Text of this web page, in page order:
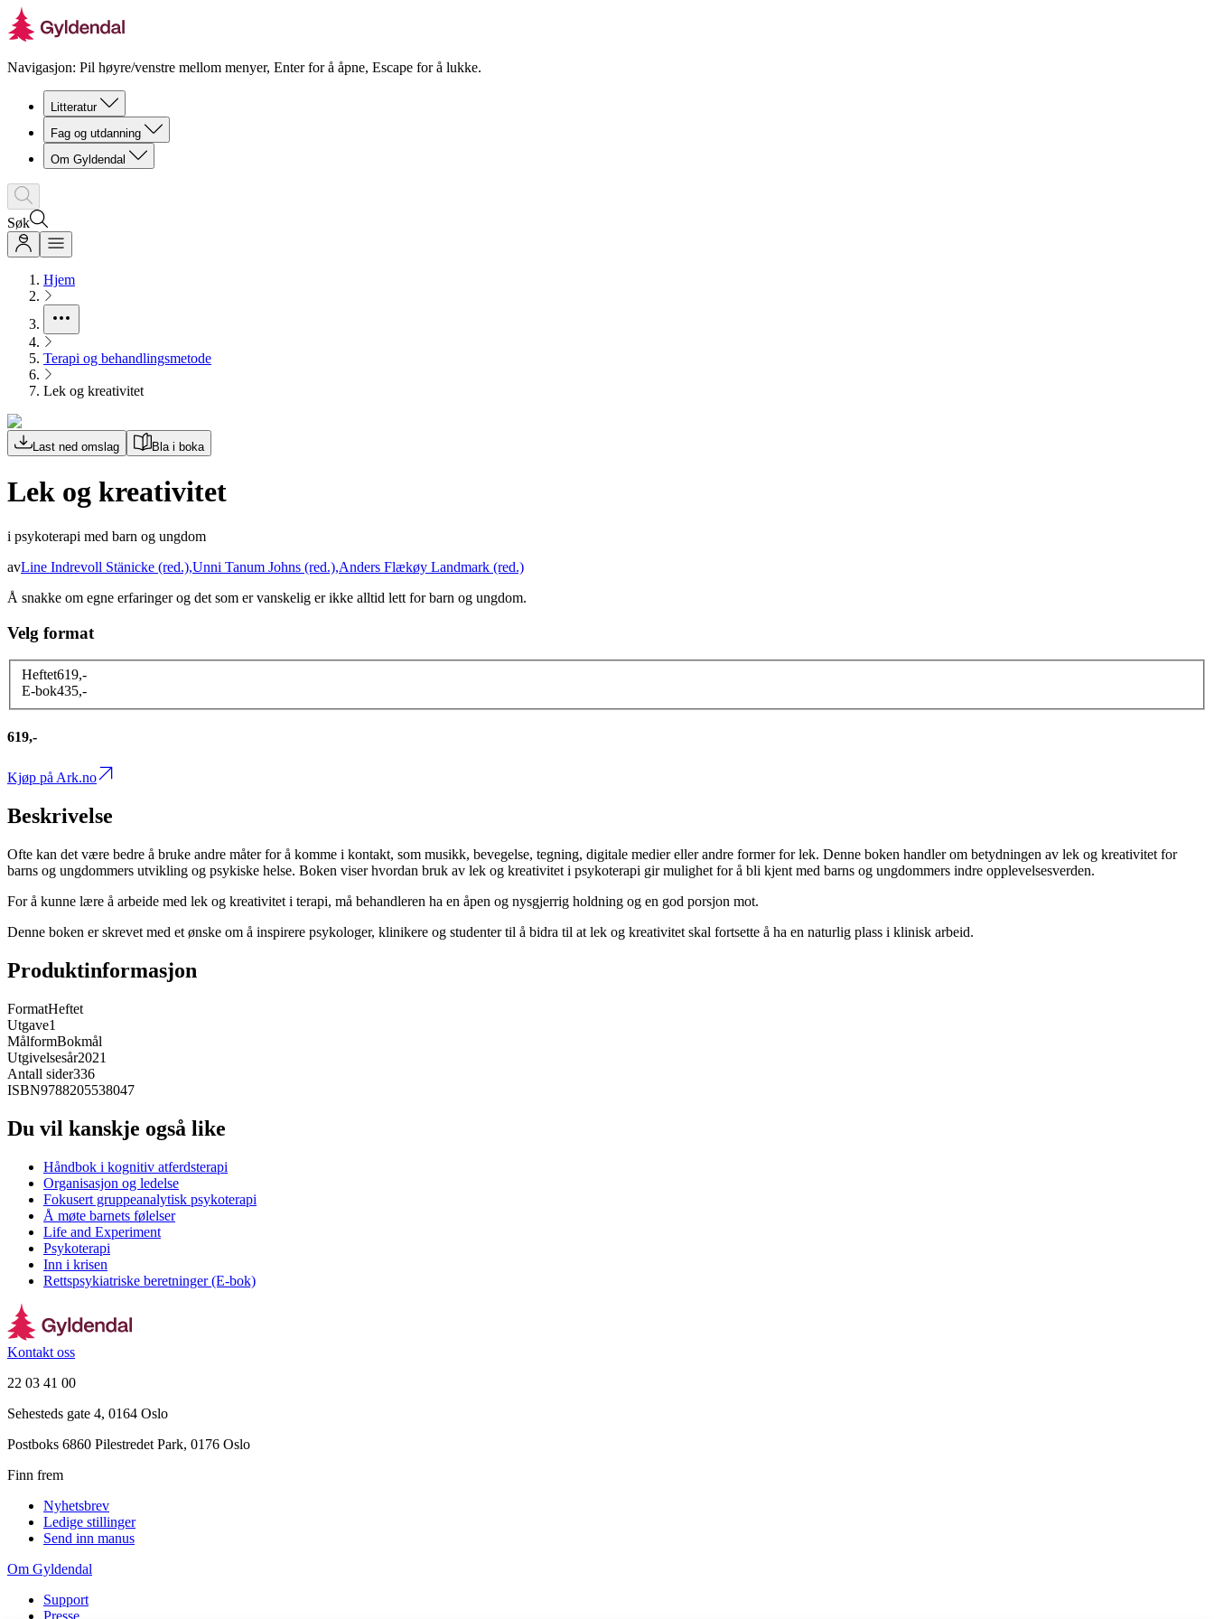
Navigasjon: Pil høyre/venstre mellom menyer, Enter for å åpne, Escape for å lukke.
Litteratur
Fag og utdanning
Om Gyldendal
Søk
Hjem
Terapi og behandlingsmetode
Lek og kreativitet
Last ned omslag Bla i boka
Lek og kreativitet
i psykoterapi med barn og ungdom
avLine Indrevoll Stänicke (red.),Unni Tanum Johns (red.),Anders Flækøy Landmark (red.)
Å snakke om egne erfaringer og det som er vanskelig er ikke alltid lett for barn og ungdom.
Velg format
Heftet619,-
E-bok435,-
619,-
Kjøp på Ark.no
Beskrivelse
Ofte kan det være bedre å bruke andre måter for å komme i kontakt, som musikk, bevegelse, tegning, digitale medier eller andre former for lek. Denne boken handler om betydningen av lek og kreativitet for
barns og ungdommers utvikling og psykiske helse. Boken viser hvordan bruk av lek og kreativitet i psykoterapi gir mulighet for å bli kjent med barns og ungdommers indre opplevelsesverden.
For å kunne lære å arbeide med lek og kreativitet i terapi, må behandleren ha en åpen og nysgjerrig holdning og en god porsjon mot.
Denne boken er skrevet med et ønske om å inspirere psykologer, klinikere og studenter til å bidra til at lek og kreativitet skal fortsette å ha en naturlig plass i klinisk arbeid.
Produktinformasjon
FormatHeftet
Utgave1
MålformBokmål
Utgivelsesår2021
Antall sider336
ISBN9788205538047
Du vil kanskje også like
Håndbok i kognitiv atferdsterapi
Organisasjon og ledelse
Fokusert gruppeanalytisk psykoterapi
Å møte barnets følelser
Life and Experiment
Psykoterapi
Inn i krisen
Rettspsykiatriske beretninger (E-bok)
Kontakt oss
22 03 41 00
Sehesteds gate 4, 0164 Oslo
Postboks 6860 Pilestredet Park, 0176 Oslo
Finn frem
Nyhetsbrev
Ledige stillinger
Send inn manus
Om Gyldendal
Support
Presse